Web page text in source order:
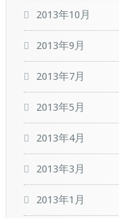
2013年10月
2013年9月
2013年7月
2013年5月
2013年4月
2013年3月
2013年1月